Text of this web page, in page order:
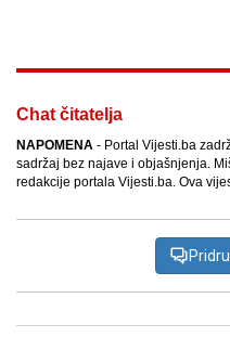
Chat čitatelja
NAPOMENA - Portal Vijesti.ba
sadržaj bez najave i objašnjenja.
redakcije portala Vijesti.ba. Ova